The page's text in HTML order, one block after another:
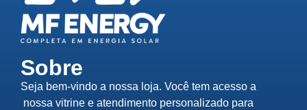
Sobre
Seja bem-vindo a nossa loja. Você tem acesso a
nossa vitrine e atendimento personalizado para